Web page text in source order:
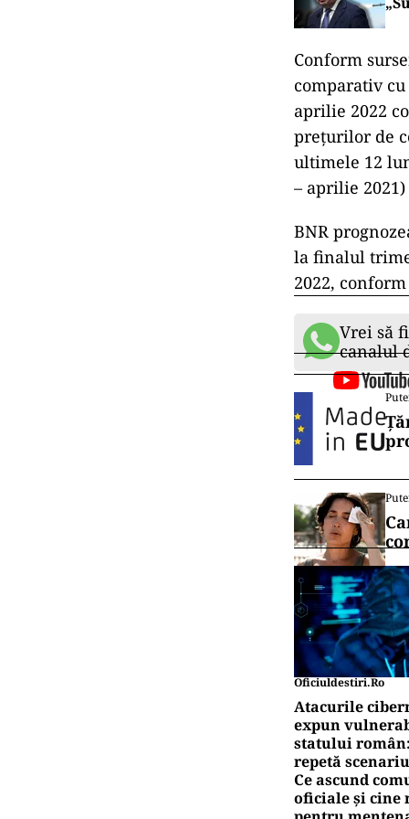
Conform
comparativ
aprilie 2022
preţurilor de
ultimele 12
– aprilie
BNR
la finalul
2022,
Vrei să
canalul
Oficiuldestiri.ro
Atacurile
expun
statului
repetă
Ce ascund
oficiale și cine